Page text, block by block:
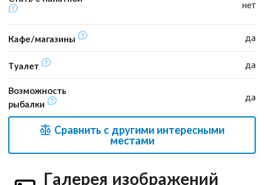
нет
Кафе/магазины да
Туалет да
Возможность
рыбалки
да
Сравнить с другими интересными
местами
Галерея изображений